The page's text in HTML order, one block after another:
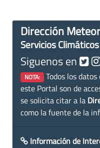
Dirección
Servicios Climáticos
Siguenos en
NOTA: Todos los
este Portal son de
se solicita citar a la
como la fuente de la
Información de